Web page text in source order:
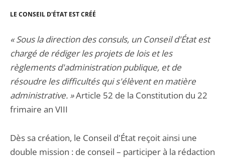
LE CONSEIL D'ÉTAT EST CRÉÉ
« Sous la direction des consuls, un Conseil d'État est
chargé de rédiger les projets de lois et les
règlements d'administration publique, et de
résoudre les difficultés qui s'élèvent en matière
administrative. »Article 52 de la Constitution du 22
frimaire an VIII
Dès sa création, le Conseil d'État reçoit ainsi une
double mission : de conseil – participer à la rédaction